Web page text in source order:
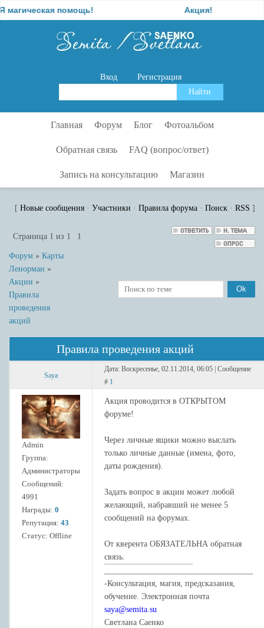
помощь! Акция!
Вход Регистрация
Главная Форум Блог Фотоальбом
Обратная связь FAQ (вопрос/ответ)
Запись на консультацию Магазин
[ Новые сообщения · Участники · Правила форума · Поиск · RSS ]
Страница 1 из 1 1
Форум » Карты
Ленорман »
Акции »
Правила
проведения
акций
Правила проведения акций
Saya
Дата: Воскресенье, 02.11.2014, 06:05 | Сообщение
# 1
Admin
Группа:
Администраторы
Сообщений:
4991
Награды: 0
Репутация: 43
Статус: Offline
Акция проводится в ОТКРЫТОМ
форуме!
Через личные ящики можно выслать
только личные данные (имена, фото,
даты рождения).
Задать вопрос в акции может любой
желающий, набравший не менее 5
сообщений на форумах.
От кверента ОБЯЗАТЕЛЬНА обратная
связь.
-Консультация, магия, предсказания,
обучение. Электронная почта
saya@semita.su
Светлана Саенко